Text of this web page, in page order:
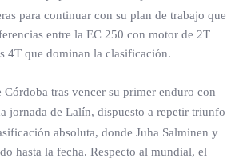
para continuar con su plan de trabajo que
entre la EC 250 con motor de 2T
4T que dominan la clasificación.
tras vencer su primer enduro con
jornada de Lalín, dispuesto a repetir triunfo
absoluta, donde Juha Salminen y
hasta la fecha. Respecto al mundial, el